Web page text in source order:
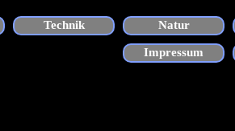
Technik ▼
Natur
Impressum